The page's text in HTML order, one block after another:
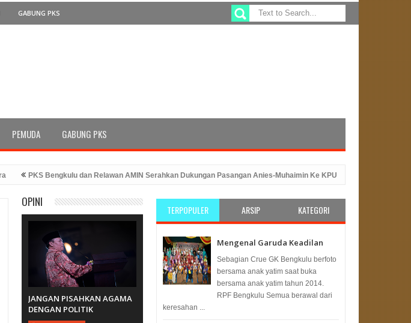
GABUNG PKS
PEMUDA GABUNG PKS
PKS Bengkulu dan Relawan AMIN Serahkan Dukungan Pasangan Anies-Muhaimin Ke KPU Sefty Yuslinah Wakil
PKS Bengkulu: Solusi
TERPOPULER ARSIP KATEGORI
Mengenal Garuda Keadilan
Sebagian Crue GK Bengkulu berfoto
bersama anak yatim saat buka
bersama anak yatim tahun 2014.
RPF Bengkulu Semua berawal dari
keresahan ...
OPINI
JANGAN PISAHKAN AGAMA
DENGAN POLITIK